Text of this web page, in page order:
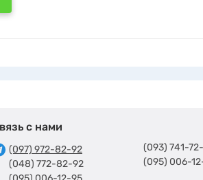
с нами
(097) 972-82-92
(048) 772-82-92
(093) 741-
(095) 006-